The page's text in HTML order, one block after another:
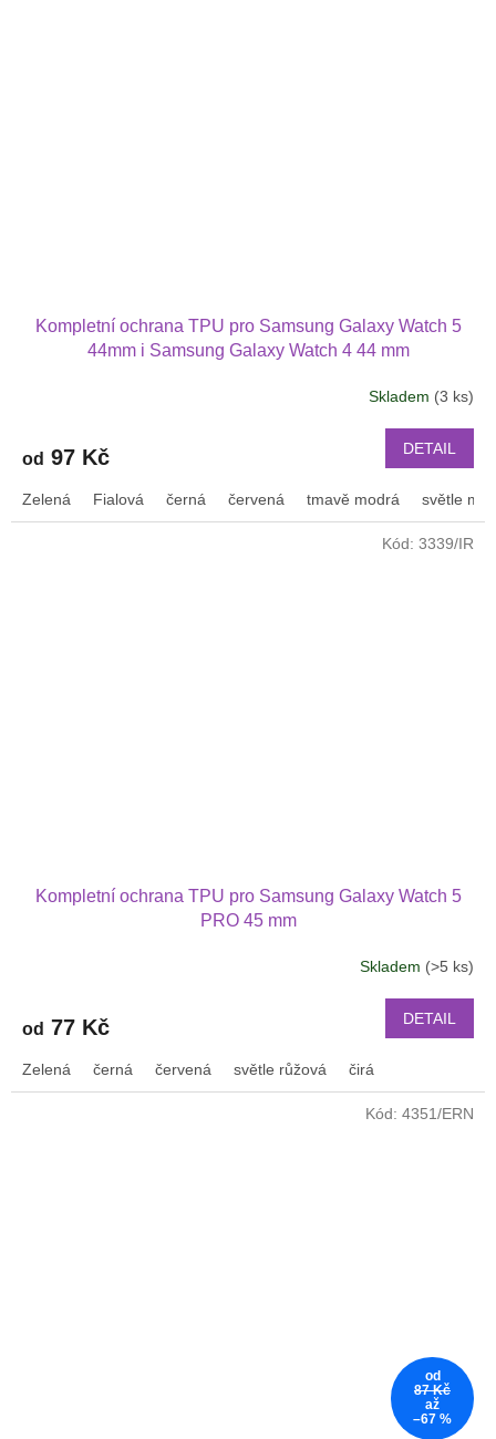
Kompletní ochrana TPU pro Samsung Galaxy Watch 5
44mm i Samsung Galaxy Watch 4 44 mm
Skladem (3 ks)
od 97 Kč DETAIL
Zelená Fialová černá červená tmavě modrá světle
Kompletní ochrana TPU pro Samsung Galaxy Watch 5
PRO 45 mm
Skladem (>5 ks)
od 77 Kč DETAIL
Zelená černá červená světle růžová čirá
Kód: 3339/IR
od
87 Kč
až
–67 %
Kód: 4351/ERN